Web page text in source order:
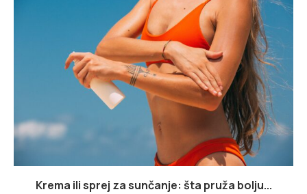
Krema ili sprej za sunčanje: šta pruža bolju...